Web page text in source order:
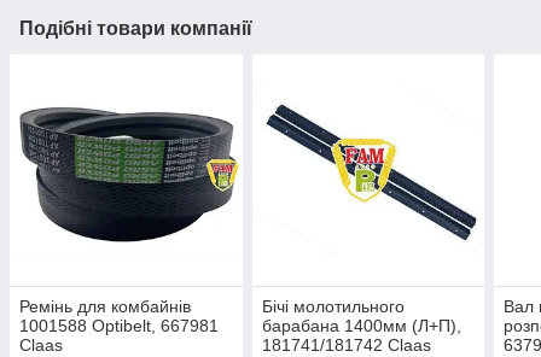
Подібні товари компанії
Ремінь для комбайнів
1001588 Optibelt, 667981
Claas
Бічі молотильного
барабана 1400мм (Л+П),
181741/181742 Claas
Вал